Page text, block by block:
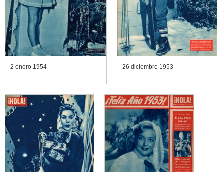
2 enero 1954 26 diciembre 1953